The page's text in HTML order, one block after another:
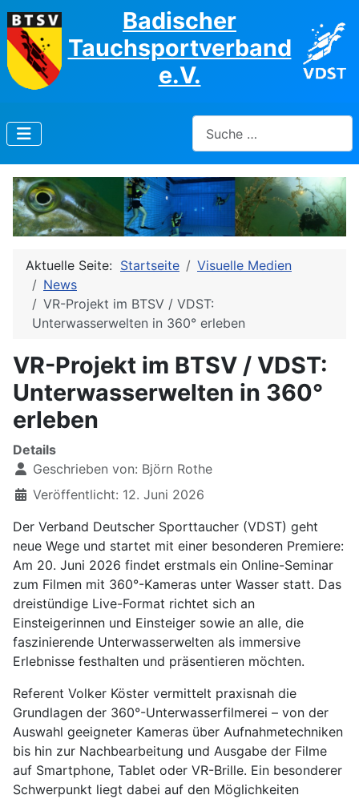
Badischer
Tauchsportverband
e.V.
Aktuelle Seite: Startseite
Visuelle Medien
News
VR-Projekt im BTSV / VDST:
Unterwasserwelten in 360° erleben
VR-Projekt im BTSV / VDST:
Unterwasserwelten in 360°
erleben
Details
Geschrieben von: Björn Rothe
Veröffentlicht: 12. Juni 2026
Der Verband Deutscher Sporttaucher (VDST) geht
neue Wege und startet mit einer besonderen Premiere:
Am 20. Juni 2026 findet erstmals ein Online-Seminar
zum Filmen mit 360°-Kameras unter Wasser statt. Das
dreistündige Live-Format richtet sich an
Einsteigerinnen und Einsteiger sowie an alle, die
faszinierende Unterwasserwelten als immersive
Erlebnisse festhalten und präsentieren möchten.
Referent Volker Köster vermittelt praxisnah die
Grundlagen der 360°-Unterwasserfilmerei – von der
Auswahl geeigneter Kameras über Aufnahmetechniken
bis hin zur Nachbearbeitung und Ausgabe der Filme
auf Smartphone, Tablet oder VR-Brille. Ein besonderer
Schwerpunkt liegt dabei auf den Möglichkeiten